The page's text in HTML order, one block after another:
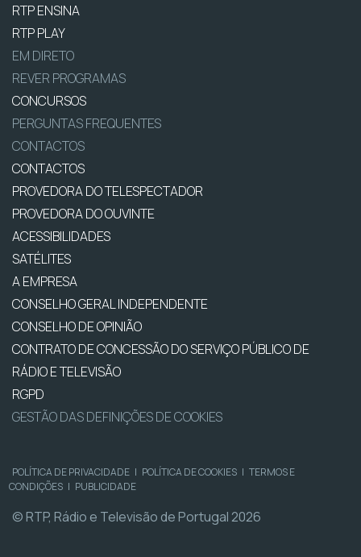
RTP ENSINA
RTP PLAY
EM DIRETO
REVER PROGRAMAS
CONCURSOS
PERGUNTAS FREQUENTES
CONTACTOS
CONTACTOS
PROVEDORA DO TELESPECTADOR
PROVEDORA DO OUVINTE
ACESSIBILIDADES
SATÉLITES
A EMPRESA
CONSELHO GERAL INDEPENDENTE
CONSELHO DE OPINIÃO
CONTRATO DE CONCESSÃO DO SERVIÇO PÚBLICO DE
RÁDIO E TELEVISÃO
RGPD
GESTÃO DAS DEFINIÇÕES DE COOKIES
POLÍTICA DE PRIVACIDADE | POLÍTICA DE COOKIES | TERMOS E
CONDIÇÕES | PUBLICIDADE
© RTP, Rádio e Televisão de Portugal 2026